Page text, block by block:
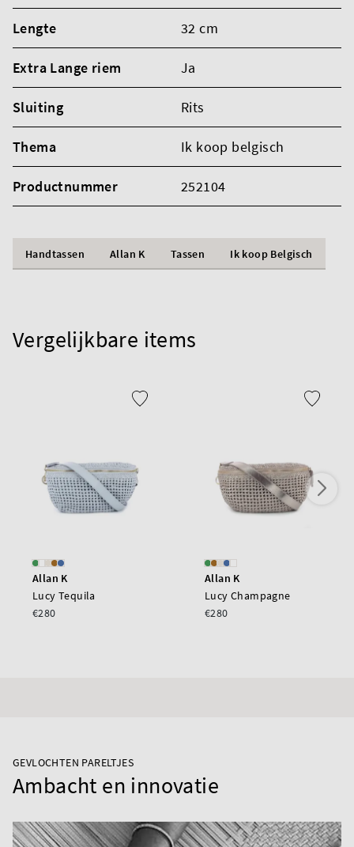
Lengte 32 cm
Extra Lange riem Ja
Sluiting Rits
Thema Ik koop belgisch
Productnummer 252104
Handtassen Allan K Tassen Ik koop Belgisch
Vergelijkbare items
Allan K
Lucy Tequila
€280
Allan K
Lucy Champagne
€280
GEVLOCHTEN PARELTJES
Ambacht en innovatie